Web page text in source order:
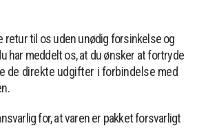
retur til os uden unødig forsinkelse og
har meddelt os, at du ønsker at fortryde
de direkte udgifter i forbindelse med
for, at varen er pakket forsvarligt